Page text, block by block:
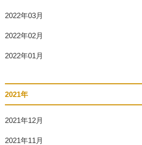
2022年03月
2022年02月
2022年01月
2021年
2021年12月
2021年11月